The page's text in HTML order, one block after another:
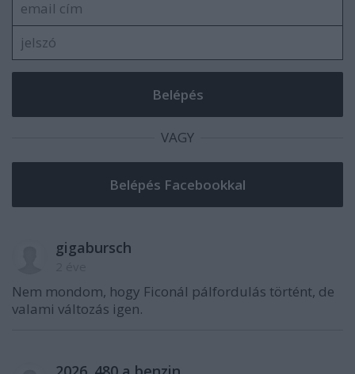
VAGY
gigabursch
Nem mondom, hogy Ficonál pálfordulás történt, de
valami változás igen.